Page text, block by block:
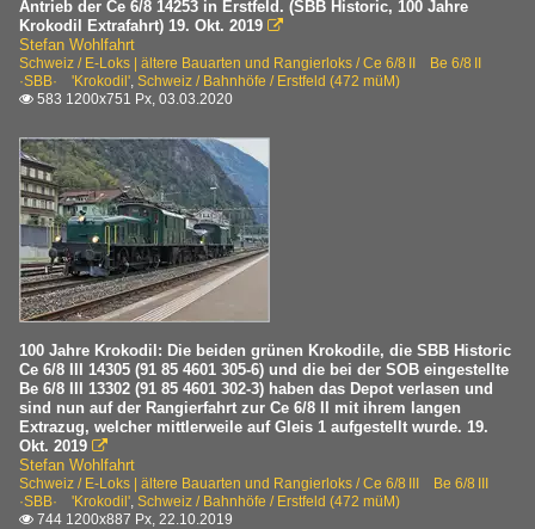
Antrieb der Ce 6/8 14253 in Erstfeld. (SBB Historic, 100 Jahre
Krokodil Extrafahrt) 19. Okt. 2019 
Stefan Wohlfahrt
Schweiz / E-Loks | ältere Bauarten und Rangierloks / Ce 6/8 II Be 6/8 II
·SBB· 'Krokodil', Schweiz / Bahnhöfe / Erstfeld (472 müM)
 583 1200x751 Px, 03.03.2020
100 Jahre Krokodil: Die beiden grünen Krokodile, die SBB Historic
Ce 6/8 III 14305 (91 85 4601 305-6) und die bei der SOB eingestellte
Be 6/8 III 13302 (91 85 4601 302-3) haben das Depot verlasen und
sind nun auf der Rangierfahrt zur Ce 6/8 II mit ihrem langen
Extrazug, welcher mittlerweile auf Gleis 1 aufgestellt wurde. 19.
Okt. 2019 
Stefan Wohlfahrt
Schweiz / E-Loks | ältere Bauarten und Rangierloks / Ce 6/8 III Be 6/8 III
·SBB· 'Krokodil', Schweiz / Bahnhöfe / Erstfeld (472 müM)
 744 1200x887 Px, 22.10.2019